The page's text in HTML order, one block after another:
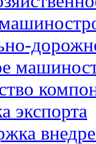
экспорта